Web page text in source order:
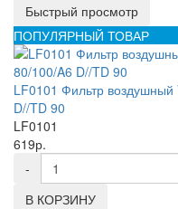
Быстрый просмотр
ПОПУЛЯРНЫЙ ТОВАР
LF0101 Фильтр
D//TD 90
LF0101
619р.
-
В КОРЗИНУ